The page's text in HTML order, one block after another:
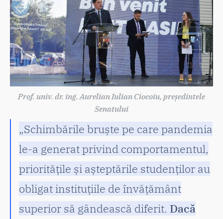
Prof. univ. dr. ing. Aurelian Iulian Ciocoiu, președintele
Senatului
„Schimbările bruște pe care pandemia
le-a generat privind comportamentul,
prioritățile și așteptările studenților au
obligat instituțiile de învățământ
superior să gândească diferit. Dacă